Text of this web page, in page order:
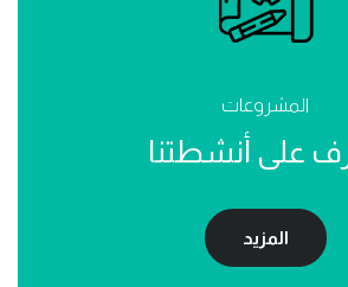
المشروعات
على أنشطتنا
المزيد